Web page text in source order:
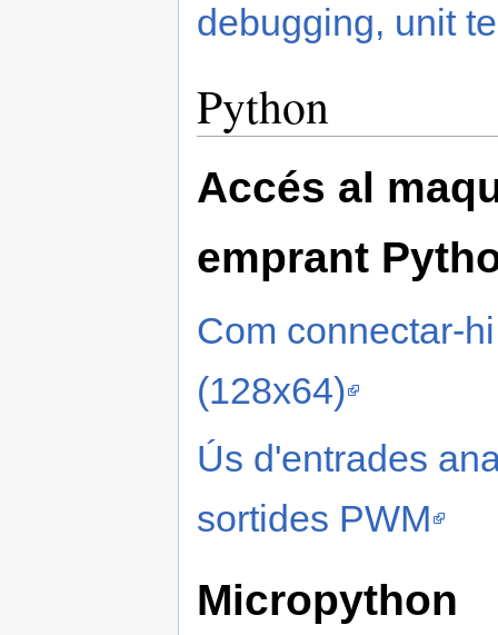
debugging, unit
Python
Accés al
emprant
Com connectar-
(128x64)
Ús d'entrades
sortides PWM
Micropython